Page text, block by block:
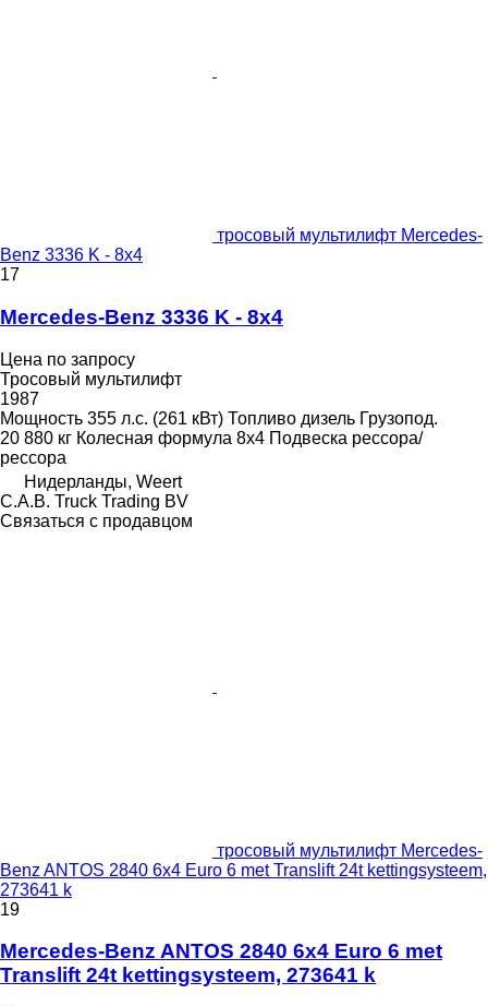
тросовый мультилифт Mercedes-
Benz 3336 K - 8x4
17
Mercedes-Benz 3336 K - 8x4
Цена по запросу
Тросовый мультилифт
1987
Мощность 355 л.с. (261 кВт) Топливо дизель Грузопод.
20 880 кг Колесная формула 8x4 Подвеска рессора/
рессора
Нидерланды, Weert
C.A.B. Truck Trading BV
Связаться с продавцом
тросовый мультилифт Mercedes-
Benz ANTOS 2840 6x4 Euro 6 met Translift 24t kettingsysteem,
273641 k
19
Mercedes-Benz ANTOS 2840 6x4 Euro 6 met
Translift 24t kettingsysteem, 273641 k